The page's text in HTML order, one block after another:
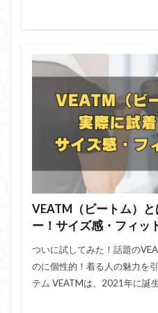
VEATM（ビートム）
ー！サイズ感・フィッ
ついに試してみた！話題の
のに個性的！着る人の魅力を
テム VEATMは、2021年に誕